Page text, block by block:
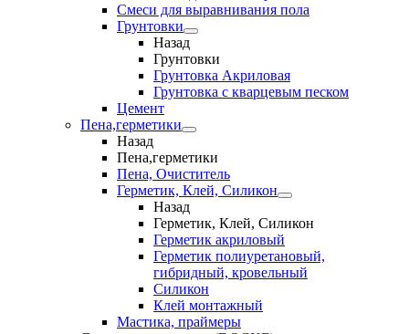
Смеси для выравнивания пола
Грунтовки
Назад
Грунтовки
Грунтовка Акриловая
Грунтовка с кварцевым песком
Цемент
Пена,герметики
Назад
Пена,герметики
Пена, Очиститель
Герметик, Клей, Силикон
Назад
Герметик, Клей, Силикон
Герметик акриловый
Герметик полиуретановый,
гибридный, кровельный
Силикон
Клей монтажный
Мастика, праймеры